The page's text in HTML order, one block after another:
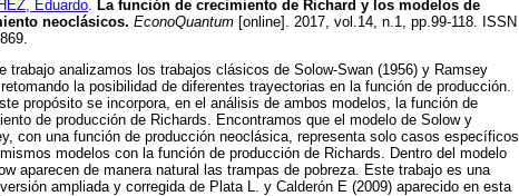
Eduardo. La función de crecimiento de Richard y los modelos de
neoclásicos. EconoQuantum [online]. 2017, vol.14, n.1, pp.99-118. ISSN
trabajo analizamos los trabajos clásicos de Solow-Swan (1956) y Ramsey
la posibilidad de diferentes trayectorias en la función de producción.
propósito se incorpora, en el análisis de ambos modelos, la función de
de producción de Richards. Encontramos que el modelo de Solow y
con una función de producción neoclásica, representa solo casos específicos
modelos con la función de producción de Richards. Dentro del modelo
aparecen de manera natural las trampas de pobreza. Este trabajo es una
ampliada y corregida de Plata L. y Calderón E (2009) aparecido en esta